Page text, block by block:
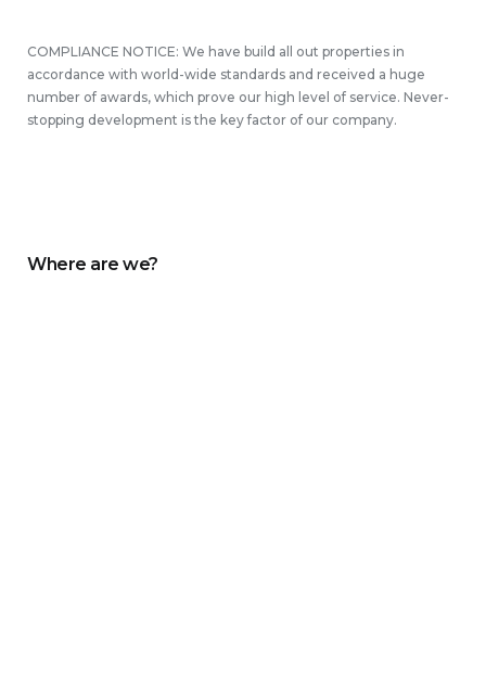
COMPLIANCE NOTICE: We have build all out properties in
accordance with world-wide standards and received a huge
number of awards, which prove our high level of service. Never-
stopping development is the key factor of our company.
Where are we?